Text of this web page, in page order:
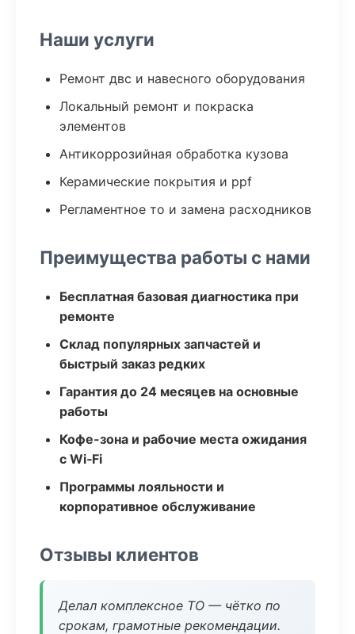
Наши услуги
Ремонт двс и навесного оборудования
Локальный ремонт и покраска
элементов
Антикоррозийная обработка кузова
Керамические покрытия и ppf
Регламентное то и замена расходников
Преимущества работы с нами
Бесплатная базовая диагностика при
ремонте
Склад популярных запчастей и
быстрый заказ редких
Гарантия до 24 месяцев на основные
работы
Кофе-зона и рабочие места ожидания
с Wi‑Fi
Программы лояльности и
корпоративное обслуживание
Отзывы клиентов
Делал комплексное ТО — чётко по
срокам, грамотные рекомендации.